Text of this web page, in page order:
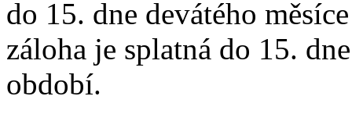
do 15. dne devátého
záloha je splatná do 15.
období.